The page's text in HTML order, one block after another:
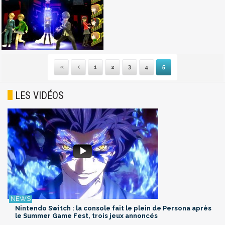
Première
Précédente
1 2 3 4 5
LES VIDÉOS
Nintendo Switch : la console fait le plein de Persona après
le Summer Game Fest, trois jeux annoncés